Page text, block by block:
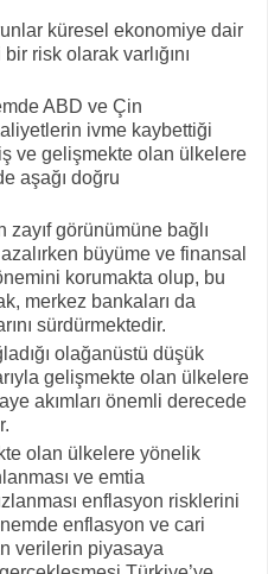
küresel ekonomiye dair
risk olarak varlığını
ABD ve Çin
ivme kaybettiği
ve gelişmekte olan ülkelere
aşağı doğru
görünümüne bağlı
büyüme ve finansal
korumakta olup, bu
merkez bankaları da
sürdürmektedir.
olağanüstü düşük
gelişmekte olan ülkelere
akımları önemli derecede
olan ülkelere yönelik
ve emtia
enflasyon risklerini
enflasyon ve cari
verilerin piyasaya